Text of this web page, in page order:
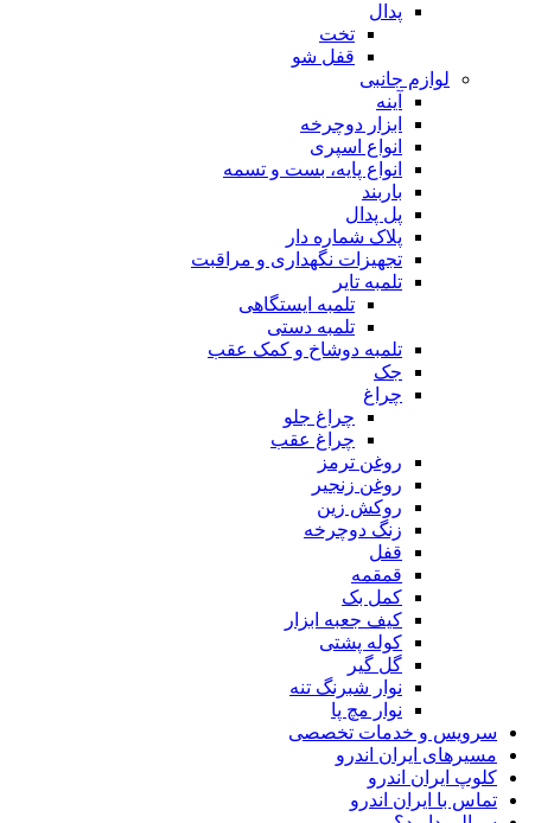
پدال
تخت
قفل شو
لوازم جانبی
آینه
ابزار دوچرخه
انواع اسپری
انواع پایه، بست و تسمه
باربند
پل پدال
پلاک شماره دار
تجهیزات نگهداری و مراقبت
تلمبه تایر
تلمبه ایستگاهی
تلمبه دستی
تلمبه دوشاخ و کمک عقب
جک
چراغ
چراغ جلو
چراغ عقب
روغن ترمز
روغن زنجیر
روکش زین
زنگ دوچرخه
قفل
قمقمه
کمل بک
کیف جعبه ابزار
کوله پشتی
گل گیر
نوار شبرنگ تنه
نوار مچ پا
سرویس و خدمات تخصصی
مسیرهای ایران اندرو
کلوپ ایران اندرو
تماس با ایران اندرو